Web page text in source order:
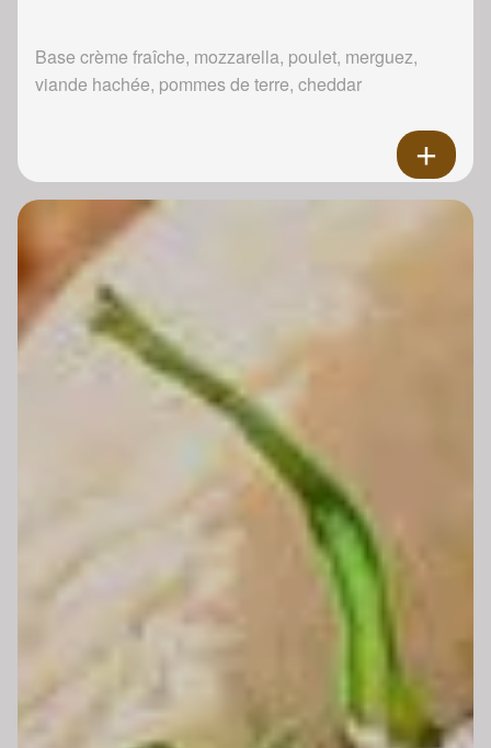
Base crème fraîche, mozzarella, poulet, merguez,
viande hachée, pommes de terre, cheddar